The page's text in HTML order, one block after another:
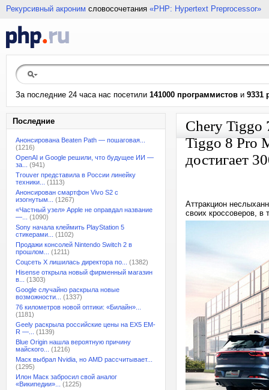
Рекурсивный акроним словосочетания «PHP: Hypertext Preprocessor»
За последние 24 часа нас посетили 141000 программистов и 9331
Последние
Анонсирована Beaten Path — пошаговая...
(1216)
OpenAI и Google решили, что будущее ИИ —
за...
(941)
Trouver представила в России линейку
техники...
(1113)
Анонсирован смартфон Vivo S2 с
изогнутым...
(1267)
«Частный узел» Apple не оправдал название
—...
(1090)
Sony начала клеймить PlayStation 5
стикерами...
(1102)
Продажи консолей Nintendo Switch 2 в
прошлом...
(1211)
Соцсеть X лишилась директора по...
(1382)
Hisense открыла новый фирменный магазин
в...
(1303)
Google случайно раскрыла новые
возможности...
(1337)
76 километров новой оптики: «Билайн»...
(1181)
Geely раскрыла российские цены на EX5 EM-
R —...
(1139)
Blue Origin нашла вероятную причину
майского...
(1216)
Маск выбрал Nvidia, но AMD рассчитывает...
(1295)
Илон Маск забросил свой аналог
«Википедии»...
(1225)
Chery Tiggo
Tiggo 8 Pro
достигает
Аттракцион
своих кроссоверов, в